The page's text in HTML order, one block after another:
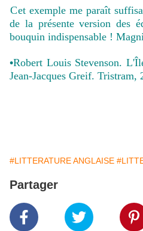
Cet exemple me paraît
de la présente version des
bouquin indispensable !
•Robert Louis Stevenson.
Jean-Jacques Greif. Tristram,
#LITTERATURE ANGLAISE
Partager